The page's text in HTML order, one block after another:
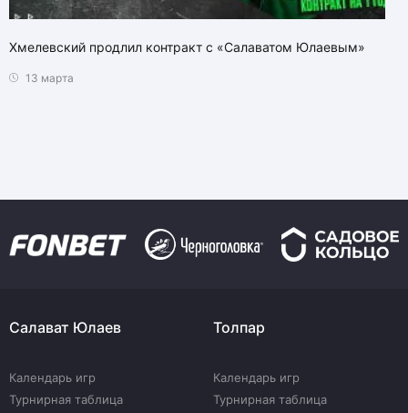
Хмелевский продлил контракт с «Салаватом Юлаевым»
13 марта
Салават Юлаев
Календарь игр
Турнирная таблица
Толпар
Календарь игр
Турнирная таблица